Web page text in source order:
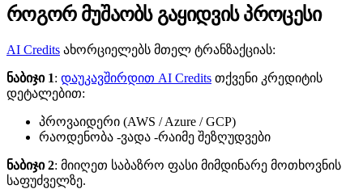
როგორ მუშაობს გაყიდვის პროცესი
AI Credits ახორციელებს მთელ ტრანზაქციას:
ნაბიჯი 1: დაუკავშირდით AI Credits თქვენი კრედიტის
დეტალებით:
პროვაიდერი (AWS / Azure / GCP)
რაოდენობა -ვადა -რაიმე შეზღუდვები
ნაბიჯი 2: მიიღეთ საბაზრო ფასი მიმდინარე მოთხოვნის
საფუძველზე.